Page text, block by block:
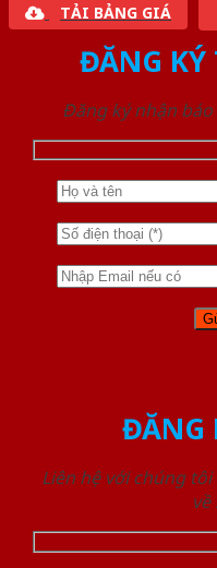
TẢI BẢNG GIÁ
ĐĂNG KÝ
Đăng ký nhận
ĐĂNG
Liên hệ với chúng